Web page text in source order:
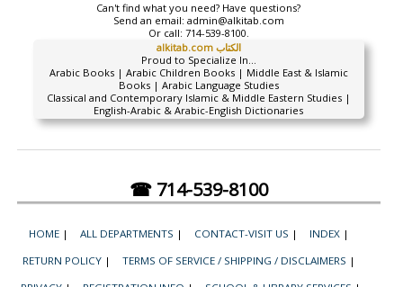
Can't find what you need? Have questions?
Send an email: admin@alkitab.com
Or call: 714-539-8100.
alkitab.com الكتاب
Proud to Specialize In...
Arabic Books | Arabic Children Books | Middle East & Islamic
Books | Arabic Language Studies
Classical and Contemporary Islamic & Middle Eastern Studies |
English-Arabic & Arabic-English Dictionaries
☎ 714-539-8100
HOME | ALL DEPARTMENTS | CONTACT-VISIT US | INDEX |
RETURN POLICY | TERMS OF SERVICE / SHIPPING / DISCLAIMERS |